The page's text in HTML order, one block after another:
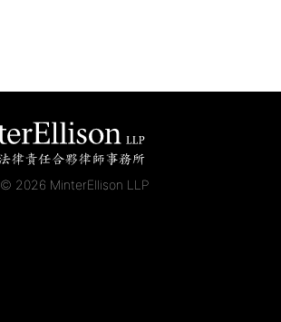
© 2026 MinterEllison LLP